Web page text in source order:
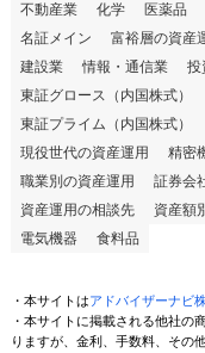
不動産業
化学 医薬品
名証メイン
富裕層の資産
建設業
情報・通信業 投
東証グロース（内国株式）
東証プライム（内国株式）
現役世代の資産運用
精密
職業別の資産運用
証券会
資産運用の相談先
資産額
電気機器
食料品
・本サイトはアドバイザーナビ
・本サイトに掲載される他社の
りますが、金利、手数料、その